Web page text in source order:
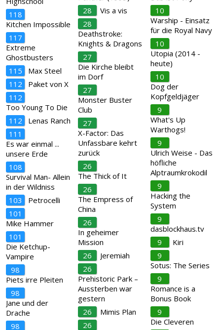
118
Kitchen Impossible
117
Extreme
Ghostbusters
115
Max Steel
112
Paket von X
112
Too Young To Die
112
Lenas Ranch
111
Es war einmal ...
unsere Erde
108
Survival Man- Allein
in der Wildniss
103
Petrocelli
101
Mike Hammer
101
Die Ketchup-
Vampire
98
Piets irre Pleiten
98
Jane und der
Drache
98
28
Vis a vis
28
Deathstroke:
Knights & Dragons
27
Die Kirche bleibt
im Dorf
27
Monster Buster
Club
27
X-Factor: Das
Unfassbare kehrt
zurück
26
The Thick of It
26
The Empress of
China
26
In geheimer
Mission
26
Jeremiah
26
Prehistoric Park –
Aussterben war
gestern
26
Mimis Plan
26
10
Warship - Einsatz
für die Royal Navy
10
Utopia (2014 -
heute)
10
Dog der
Kopfgeldjäger
9
What's Up
Warthogs!
9
Ulrich Weise - Das
höfliche
Alptraumkrokodil
9
Hacking the
System
9
dasblockhaus.tv
9
Kiri
9
Sotus: The Series
9
Romance is a
Bonus Book
9
Die Cleveren